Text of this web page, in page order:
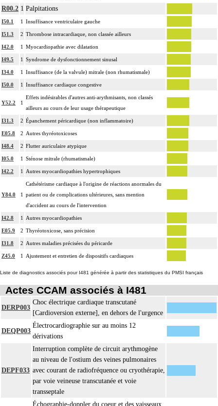
R00.2 1 Palpitations
I50.1 1 Insuffisance ventriculaire gauche
I51.3 2 Thrombose intracardiaque, non classée ailleurs
I42.0 1 Myocardiopathie avec dilatation
I49.5 1 Syndrome de dysfonctionnement sinusal
I34.0 1 Insuffisance (de la valvule) mitrale (non rhumatismale)
I50.0 1 Insuffisance cardiaque congestive
Y52.2 1
Effets indésirables d'autres anti-arythmisants, non classés
ailleurs au cours de leur usage thérapeutique
I31.3 2 Épanchement péricardique (non inflammatoire)
E05.8 2 Autres thyréotoxicoses
I48.4 2 Flutter auriculaire atypique
I05.0 1 Sténose mitrale (rhumatismale)
I42.2 1 Autres myocardiopathies hypertrophiques
Y84.0 1
Cathétérisme cardiaque à l'origine de réactions anormales du
patient ou de complications ultérieures, sans mention
d'accident au cours de l'intervention
I42.8 1 Autres myocardiopathies
E05.9 2 Thyréotoxicose, sans précision
I31.8 2 Autres maladies précisées du péricarde
Z45.0 1 Ajustement et entretien de dispositifs cardiaques
Liste de diagnostics associés pour I481 générée à partir des statistiques du PMSI français
Actes CCAM associés à I481
DERP003
Choc électrique cardiaque transcutané
[Cardioversion externe], en dehors de l'urgence
DEQP003
Électrocardiographie sur au moins 12
dérivations
DEPF033
Interruption complète de circuit arythmogène
au niveau de l'ostium des veines pulmonaires
avec courant de radiofréquence ou cryothérapie,
par voie veineuse transcutanée et voie
transseptale
Échographie-doppler du coeur et des vaisseaux